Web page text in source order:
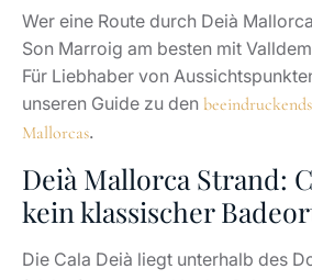
Wer eine Route durch Deià
Son Marroig am besten mit
Für Liebhaber von
unseren Guide zu den
Mallorcas.
Deià Mallorca Strand:
kein klassischer
Die Cala Deià liegt unterhalb des